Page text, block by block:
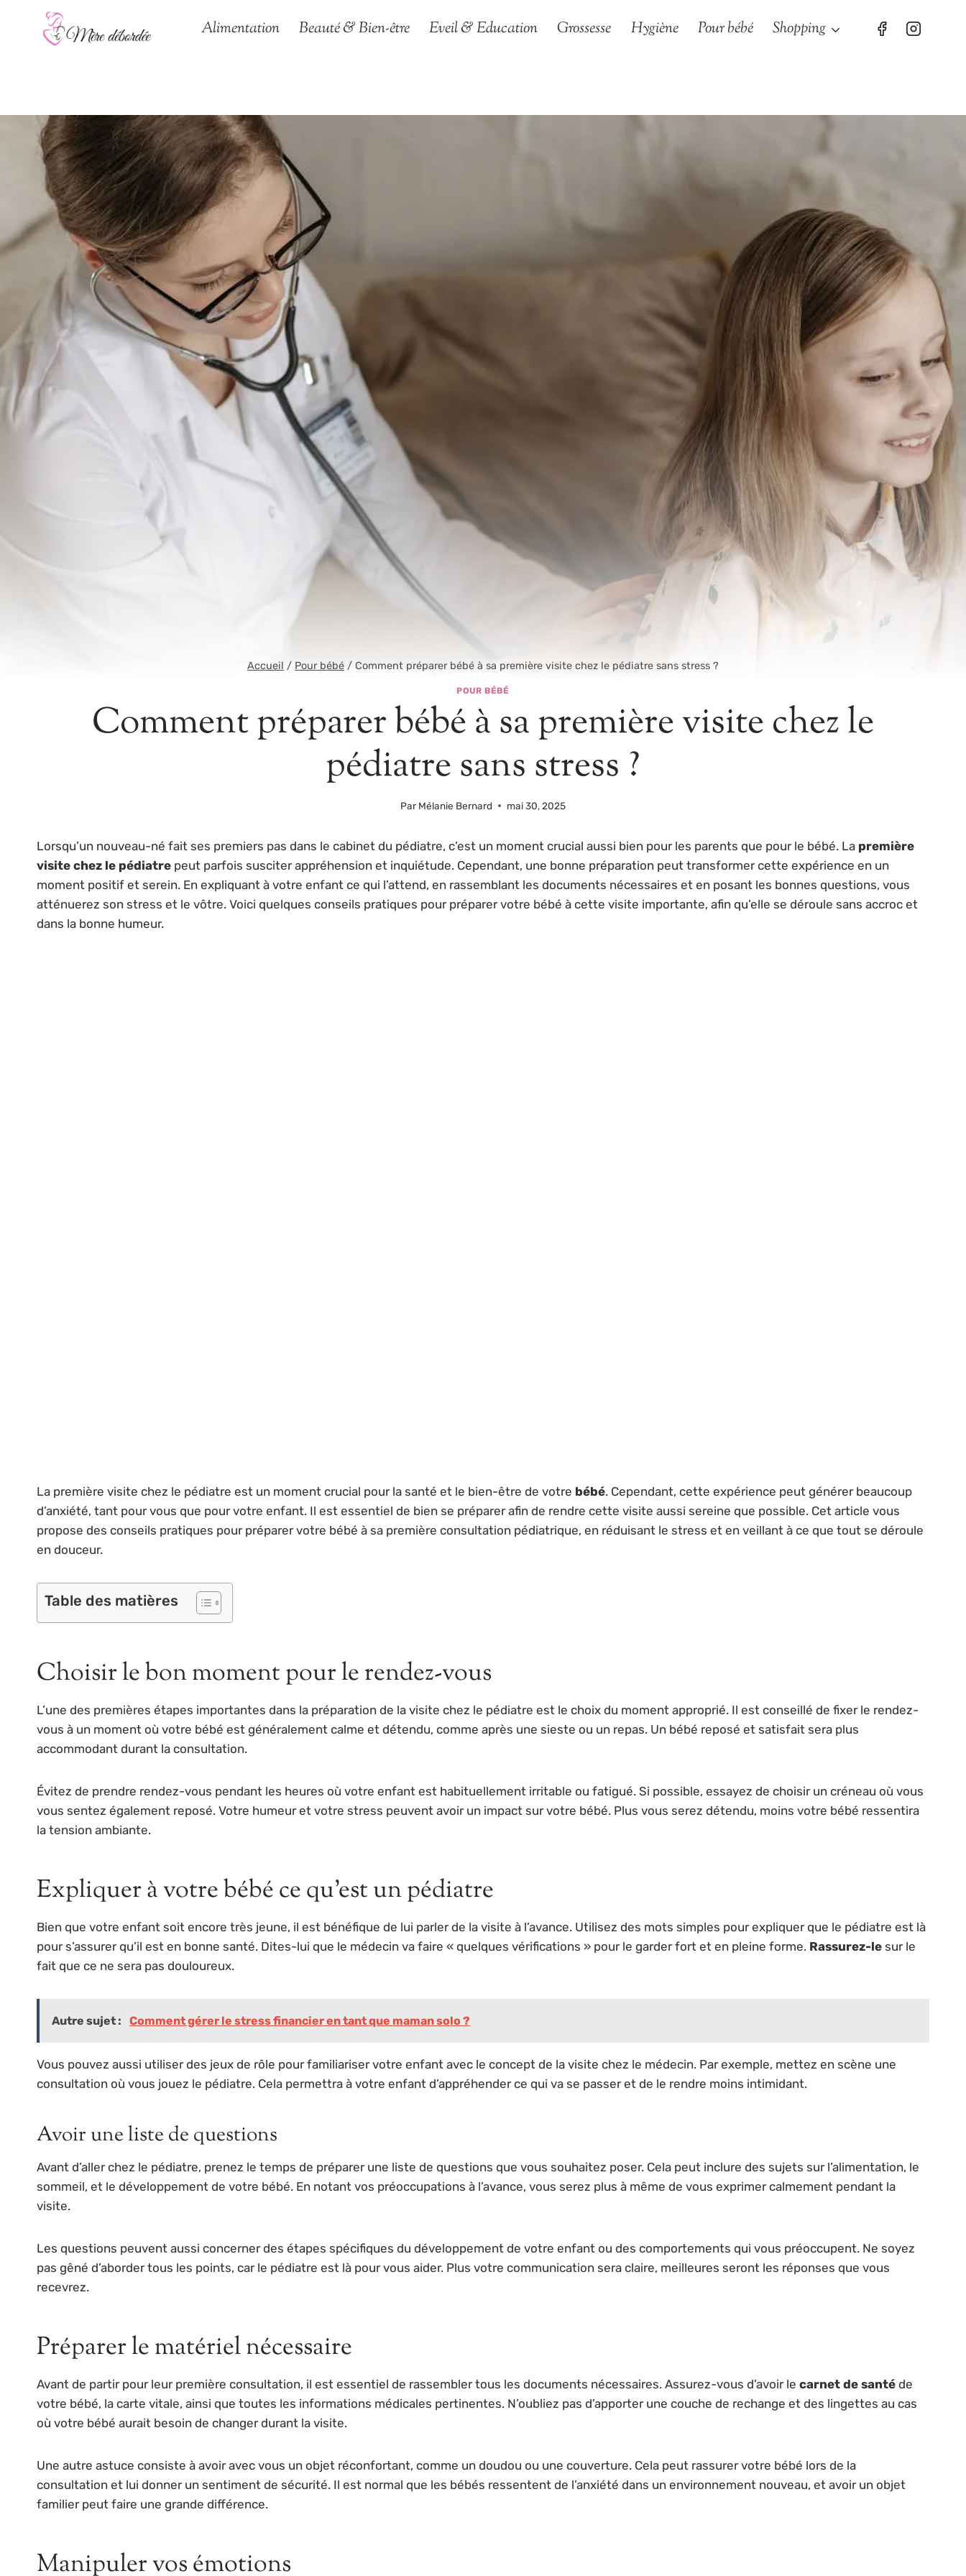
Alimentation Beauté & Bien-être Eveil & Education Grossesse Hygiène Pour bébé Shopping
Accueil / Pour bébé / Comment préparer bébé à sa première visite chez le pédiatre sans stress ?
POUR BÉBÉ
Comment préparer bébé à sa première visite chez le
pédiatre sans stress ?
Par Mélanie Bernard mai 30, 2025
Lorsqu’un nouveau-né fait ses premiers pas dans le cabinet du pédiatre, c’est un moment crucial aussi bien pour les parents que pour le bébé. La première
visite chez le pédiatre peut parfois susciter appréhension et inquiétude. Cependant, une bonne préparation peut transformer cette expérience en un
moment positif et serein. En expliquant à votre enfant ce qui l’attend, en rassemblant les documents nécessaires et en posant les bonnes questions, vous
atténuerez son stress et le vôtre. Voici quelques conseils pratiques pour préparer votre bébé à cette visite importante, afin qu’elle se déroule sans accroc et
dans la bonne humeur.
La première visite chez le pédiatre est un moment crucial pour la santé et le bien-être de votre bébé. Cependant, cette expérience peut générer beaucoup
d’anxiété, tant pour vous que pour votre enfant. Il est essentiel de bien se préparer afin de rendre cette visite aussi sereine que possible. Cet article vous
propose des conseils pratiques pour préparer votre bébé à sa première consultation pédiatrique, en réduisant le stress et en veillant à ce que tout se déroule
en douceur.
Table des matières
Choisir le bon moment pour le rendez-vous
L’une des premières étapes importantes dans la préparation de la visite chez le pédiatre est le choix du moment approprié. Il est conseillé de fixer le rendez-
vous à un moment où votre bébé est généralement calme et détendu, comme après une sieste ou un repas. Un bébé reposé et satisfait sera plus
accommodant durant la consultation.
Évitez de prendre rendez-vous pendant les heures où votre enfant est habituellement irritable ou fatigué. Si possible, essayez de choisir un créneau où vous
vous sentez également reposé. Votre humeur et votre stress peuvent avoir un impact sur votre bébé. Plus vous serez détendu, moins votre bébé ressentira
la tension ambiante.
Expliquer à votre bébé ce qu’est un pédiatre
Bien que votre enfant soit encore très jeune, il est bénéfique de lui parler de la visite à l’avance. Utilisez des mots simples pour expliquer que le pédiatre est là
pour s’assurer qu’il est en bonne santé. Dites-lui que le médecin va faire « quelques vérifications » pour le garder fort et en pleine forme. Rassurez-le sur le
fait que ce ne sera pas douloureux.
Autre sujet : Comment gérer le stress financier en tant que maman solo ?
Vous pouvez aussi utiliser des jeux de rôle pour familiariser votre enfant avec le concept de la visite chez le médecin. Par exemple, mettez en scène une
consultation où vous jouez le pédiatre. Cela permettra à votre enfant d’appréhender ce qui va se passer et de le rendre moins intimidant.
Avoir une liste de questions
Avant d’aller chez le pédiatre, prenez le temps de préparer une liste de questions que vous souhaitez poser. Cela peut inclure des sujets sur l’alimentation, le
sommeil, et le développement de votre bébé. En notant vos préoccupations à l’avance, vous serez plus à même de vous exprimer calmement pendant la
visite.
Les questions peuvent aussi concerner des étapes spécifiques du développement de votre enfant ou des comportements qui vous préoccupent. Ne soyez
pas gêné d’aborder tous les points, car le pédiatre est là pour vous aider. Plus votre communication sera claire, meilleures seront les réponses que vous
recevrez.
Préparer le matériel nécessaire
Avant de partir pour leur première consultation, il est essentiel de rassembler tous les documents nécessaires. Assurez-vous d’avoir le carnet de santé de
votre bébé, la carte vitale, ainsi que toutes les informations médicales pertinentes. N’oubliez pas d’apporter une couche de rechange et des lingettes au cas
où votre bébé aurait besoin de changer durant la visite.
Une autre astuce consiste à avoir avec vous un objet réconfortant, comme un doudou ou une couverture. Cela peut rassurer votre bébé lors de la
consultation et lui donner un sentiment de sécurité. Il est normal que les bébés ressentent de l’anxiété dans un environnement nouveau, et avoir un objet
familier peut faire une grande différence.
Manipuler vos émotions